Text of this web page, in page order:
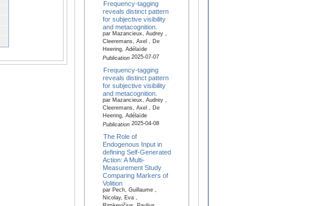
Frequency-tagging
reveals distinct pattern
for subjective visibility
and metacognition.
par Mazancieux, Audrey ,
Cleeremans, Axel , De
Heering, Adélaïde
Publication2025-07-07
Frequency-tagging
reveals distinct pattern
for subjective visibility
and metacognition.
par Mazancieux, Audrey ,
Cleeremans, Axel , De
Heering, Adélaïde
Publication2025-04-08
The Role of
Endogenous Input in
defining Self-Generated
Action: A Multi-
Measurement Study
Comparing Markers of
Volition
par Pech, Guillaume ,
Nicolay, Eva ,